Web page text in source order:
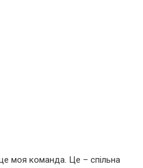
моя команда. Це – спільна